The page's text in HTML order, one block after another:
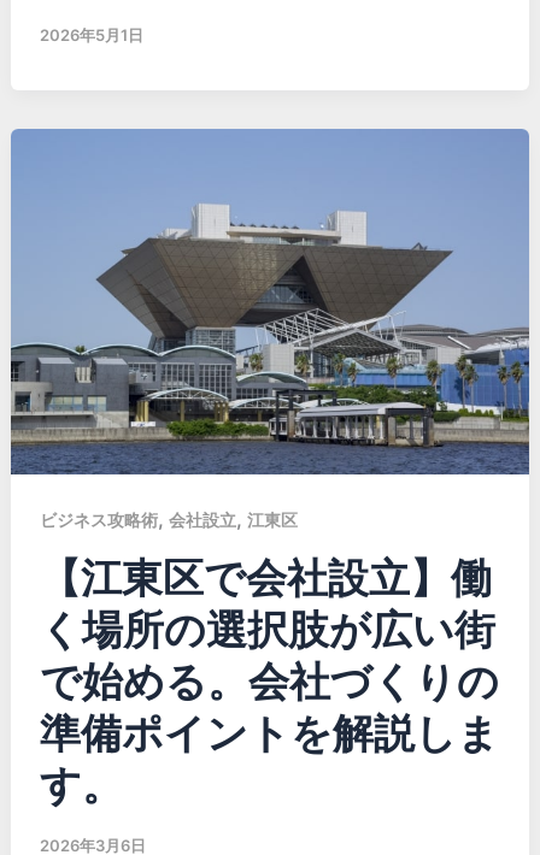
2026年5月1日
ビジネス攻略術, 会社設立, 江東区
【江東区で会社設立】働
く場所の選択肢が広い街
で始める。会社づくりの
準備ポイントを解説しま
す。
2026年3月6日